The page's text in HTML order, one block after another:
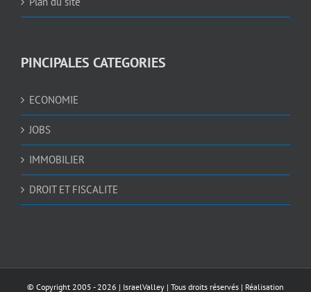
PINCIPALES CATEGORIES
ECONOMIE
JOBS
IMMOBILIER
DROIT ET FISCALITE
© Copyright 2005 -2026 | IsraelValley | Tous droits réservés | Réalisation